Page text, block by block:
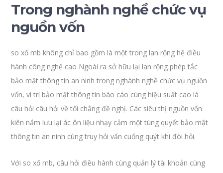
Trong nghành nghề chức vụ
nguồn vốn
so xố mb không chỉ bao gồm là một trong lan rộng hệ điều
hành công nghệ cao Ngoài ra sở hữu lại lan rộng phép tắc
bảo mật thông tin an ninh trong nghành nghề chức vụ nguồn
vốn, vì trí bảo mật thông tin báo cáo cùng hiệu suất cao là
câu hỏi câu hỏi về tối chẳng đề nghị. Các siêu thị nguồn vốn
kiên nắm lưu lại ác ôn liệu nhạy cảm một túng quyết bảo mật
thông tin an ninh cùng truy hỏi vấn cuống quýt khi đòi hỏi.
Với so xố mb, câu hỏi điều hành cùng quản lý tài khoản cùng